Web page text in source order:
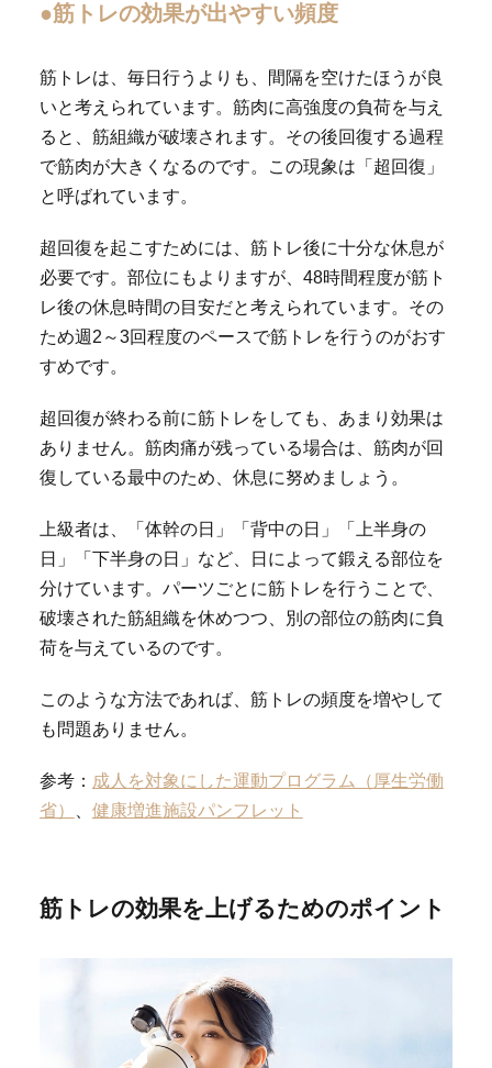
●筋トレの効果が出やすい頻度
筋トレは、毎日行うよりも、間隔を空けたほうが良
いと考えられています。筋肉に高強度の負荷を与え
ると、筋組織が破壊されます。その後回復する過程
で筋肉が大きくなるのです。この現象は「超回復」
と呼ばれています。
超回復を起こすためには、筋トレ後に十分な休息が
必要です。部位にもよりますが、48時間程度が筋ト
レ後の休息時間の目安だと考えられています。その
ため週2～3回程度のペースで筋トレを行うのがおす
すめです。
超回復が終わる前に筋トレをしても、あまり効果は
ありません。筋肉痛が残っている場合は、筋肉が回
復している最中のため、休息に努めましょう。
上級者は、「体幹の日」「背中の日」「上半身の
日」「下半身の日」など、日によって鍛える部位を
分けています。パーツごとに筋トレを行うことで、
破壊された筋組織を休めつつ、別の部位の筋肉に負
荷を与えているのです。
このような方法であれば、筋トレの頻度を増やして
も問題ありません。
参考： 成人を対象にした運動プログラム（厚生労働
省）
健康増進施設パンフレット
筋トレの効果を上げるためのポイント